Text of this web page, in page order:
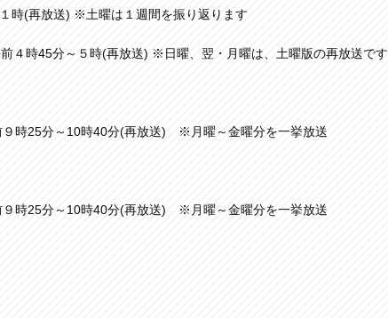
時(再放送) ※土曜は１週間を振り返ります
４時45分～５時(再放送) ※日曜、翌・月曜は、土曜版の再放送です
９時25分～10時40分(再放送) ※月曜～金曜分を一挙放送
９時25分～10時40分(再放送) ※月曜～金曜分を一挙放送